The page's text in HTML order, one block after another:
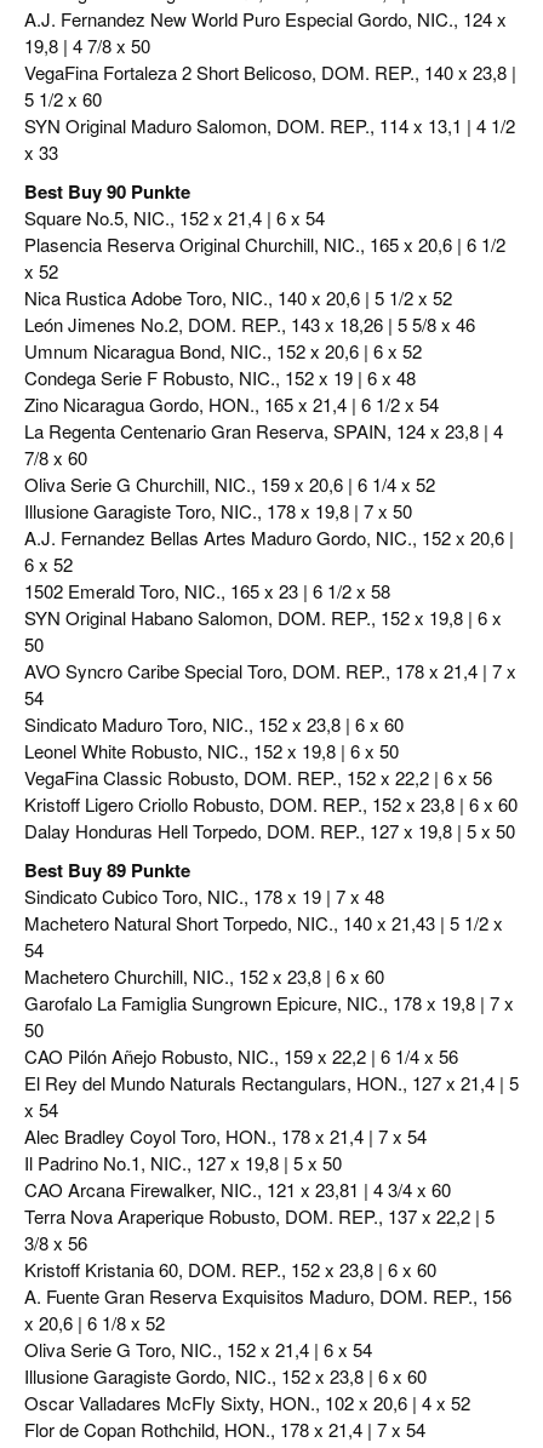
A.J. Fernandez New World Puro Especial Gordo, NIC., 124 x
19,8 | 4 7/8 x 50
VegaFina Fortaleza 2 Short Belicoso, DOM. REP., 140 x 23,8 |
5 1/2 x 60
SYN Original Maduro Salomon, DOM. REP., 114 x 13,1 | 4 1/2
x 33
Best Buy 90 Punkte
Square No.5, NIC., 152 x 21,4 | 6 x 54
Plasencia Reserva Original Churchill, NIC., 165 x 20,6 | 6 1/2
x 52
Nica Rustica Adobe Toro, NIC., 140 x 20,6 | 5 1/2 x 52
León Jimenes No.2, DOM. REP., 143 x 18,26 | 5 5/8 x 46
Umnum Nicaragua Bond, NIC., 152 x 20,6 | 6 x 52
Condega Serie F Robusto, NIC., 152 x 19 | 6 x 48
Zino Nicaragua Gordo, HON., 165 x 21,4 | 6 1/2 x 54
La Regenta Centenario Gran Reserva, SPAIN, 124 x 23,8 | 4
7/8 x 60
Oliva Serie G Churchill, NIC., 159 x 20,6 | 6 1/4 x 52
Illusione Garagiste Toro, NIC., 178 x 19,8 | 7 x 50
A.J. Fernandez Bellas Artes Maduro Gordo, NIC., 152 x 20,6 |
6 x 52
1502 Emerald Toro, NIC., 165 x 23 | 6 1/2 x 58
SYN Original Habano Salomon, DOM. REP., 152 x 19,8 | 6 x
50
AVO Syncro Caribe Special Toro, DOM. REP., 178 x 21,4 | 7 x
54
Sindicato Maduro Toro, NIC., 152 x 23,8 | 6 x 60
Leonel White Robusto, NIC., 152 x 19,8 | 6 x 50
VegaFina Classic Robusto, DOM. REP., 152 x 22,2 | 6 x 56
Kristoff Ligero Criollo Robusto, DOM. REP., 152 x 23,8 | 6 x 60
Dalay Honduras Hell Torpedo, DOM. REP., 127 x 19,8 | 5 x 50
Best Buy 89 Punkte
Sindicato Cubico Toro, NIC., 178 x 19 | 7 x 48
Machetero Natural Short Torpedo, NIC., 140 x 21,43 | 5 1/2 x
54
Machetero Churchill, NIC., 152 x 23,8 | 6 x 60
Garofalo La Famiglia Sungrown Epicure, NIC., 178 x 19,8 | 7 x
50
CAO Pilón Añejo Robusto, NIC., 159 x 22,2 | 6 1/4 x 56
El Rey del Mundo Naturals Rectangulars, HON., 127 x 21,4 | 5
x 54
Alec Bradley Coyol Toro, HON., 178 x 21,4 | 7 x 54
Il Padrino No.1, NIC., 127 x 19,8 | 5 x 50
CAO Arcana Firewalker, NIC., 121 x 23,81 | 4 3/4 x 60
Terra Nova Araperique Robusto, DOM. REP., 137 x 22,2 | 5
3/8 x 56
Kristoff Kristania 60, DOM. REP., 152 x 23,8 | 6 x 60
A. Fuente Gran Reserva Exquisitos Maduro, DOM. REP., 156
x 20,6 | 6 1/8 x 52
Oliva Serie G Toro, NIC., 152 x 21,4 | 6 x 54
Illusione Garagiste Gordo, NIC., 152 x 23,8 | 6 x 60
Oscar Valladares McFly Sixty, HON., 102 x 20,6 | 4 x 52
Flor de Copan Rothchild, HON., 178 x 21,4 | 7 x 54